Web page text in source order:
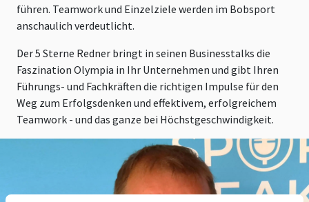
führen. Teamwork und Einzelziele werden im Bobsport
anschaulich verdeutlicht.
Der 5 Sterne Redner bringt in seinen Businesstalks die
Faszination Olympia in Ihr Unternehmen und gibt Ihren
Führungs- und Fachkräften die richtigen Impulse für den
Weg zum Erfolgsdenken und effektivem, erfolgreichem
Teamwork - und das ganze bei Höchstgeschwindigkeit.